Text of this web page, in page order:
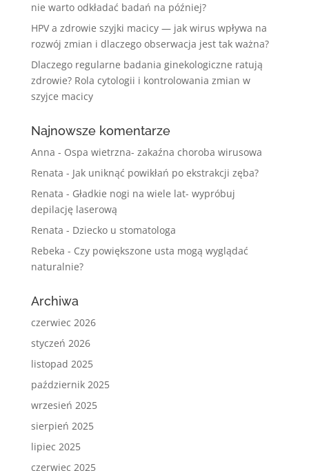
nie warto odkładać badań na później?
HPV a zdrowie szyjki macicy — jak wirus wpływa na
rozwój zmian i dlaczego obserwacja jest tak ważna?
Dlaczego regularne badania ginekologiczne ratują
zdrowie? Rola cytologii i kontrolowania zmian w
szyjce macicy
Najnowsze komentarze
Anna - Ospa wietrzna- zakaźna choroba wirusowa
Renata - Jak uniknąć powikłań po ekstrakcji zęba?
Renata - Gładkie nogi na wiele lat- wypróbuj
depilację laserową
Renata - Dziecko u stomatologa
Rebeka - Czy powiększone usta mogą wyglądać
naturalnie?
Archiwa
czerwiec 2026
styczeń 2026
listopad 2025
październik 2025
wrzesień 2025
sierpień 2025
lipiec 2025
czerwiec 2025